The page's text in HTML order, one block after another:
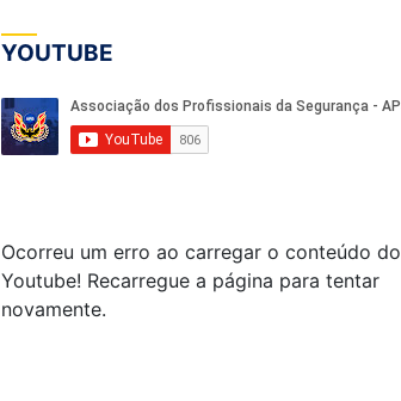
YOUTUBE
Ocorreu um erro ao carregar o conteúdo do
Youtube! Recarregue a página para tentar
novamente.